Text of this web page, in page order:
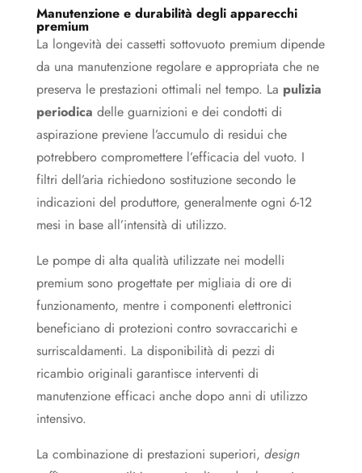
Manutenzione e durabilità degli apparecchi
premium
La longevità dei cassetti sottovuoto premium dipende
da una manutenzione regolare e appropriata che ne
preserva le prestazioni ottimali nel tempo. La pulizia
periodica delle guarnizioni e dei condotti di
aspirazione previene l’accumulo di residui che
potrebbero compromettere l’efficacia del vuoto. I
filtri dell’aria richiedono sostituzione secondo le
indicazioni del produttore, generalmente ogni 6-12
mesi in base all’intensità di utilizzo.
Le pompe di alta qualità utilizzate nei modelli
premium sono progettate per migliaia di ore di
funzionamento, mentre i componenti elettronici
beneficiano di protezioni contro sovraccarichi e
surriscaldamenti. La disponibilità di pezzi di
ricambio originali garantisce interventi di
manutenzione efficaci anche dopo anni di utilizzo
intensivo.
La combinazione di prestazioni superiori, design